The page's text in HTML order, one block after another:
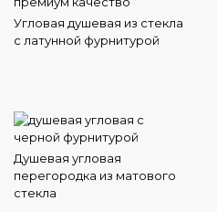
Угловая душевая из стекла
с латунной фурнитурой
Душевая угловая
перегородка из матового
стекла